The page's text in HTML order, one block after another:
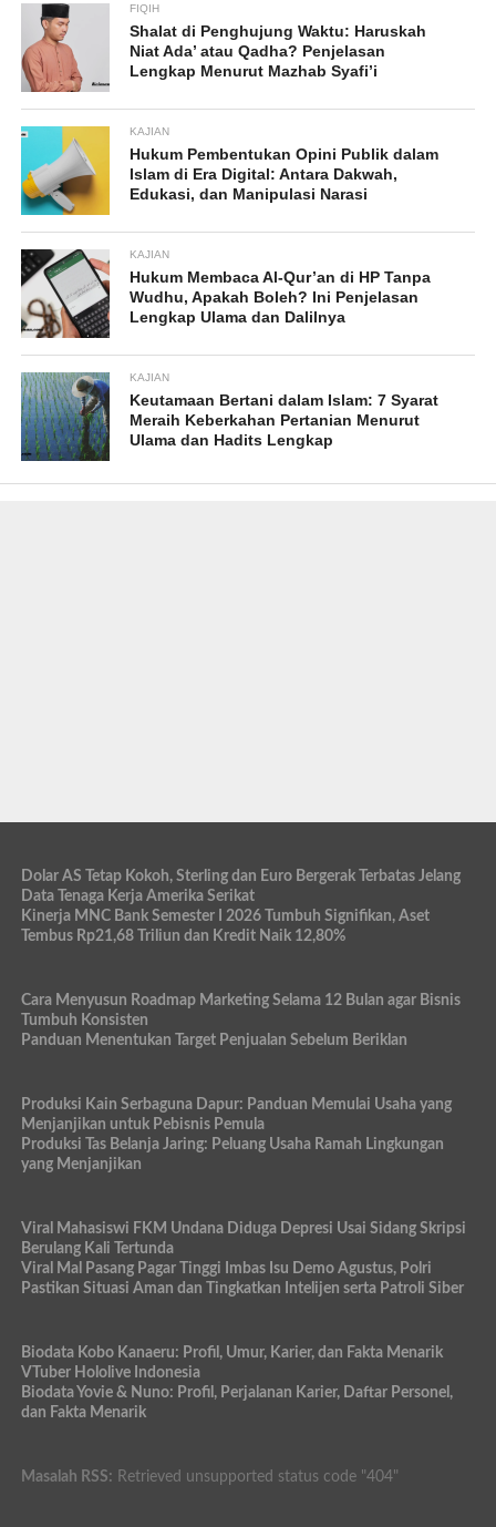
FIQIH
Shalat di Penghujung Waktu: Haruskah
Niat Ada’ atau Qadha? Penjelasan
Lengkap Menurut Mazhab Syafi’i
KAJIAN
Hukum Pembentukan Opini Publik dalam
Islam di Era Digital: Antara Dakwah,
Edukasi, dan Manipulasi Narasi
KAJIAN
Hukum Membaca Al-Qur’an di HP Tanpa
Wudhu, Apakah Boleh? Ini Penjelasan
Lengkap Ulama dan Dalilnya
KAJIAN
Keutamaan Bertani dalam Islam: 7 Syarat
Meraih Keberkahan Pertanian Menurut
Ulama dan Hadits Lengkap
Dolar AS Tetap Kokoh, Sterling dan Euro Bergerak Terbatas Jelang
Data Tenaga Kerja Amerika Serikat
Kinerja MNC Bank Semester I 2026 Tumbuh Signifikan, Aset
Tembus Rp21,68 Triliun dan Kredit Naik 12,80%
Cara Menyusun Roadmap Marketing Selama 12 Bulan agar Bisnis
Tumbuh Konsisten
Panduan Menentukan Target Penjualan Sebelum Beriklan
Produksi Kain Serbaguna Dapur: Panduan Memulai Usaha yang
Menjanjikan untuk Pebisnis Pemula
Produksi Tas Belanja Jaring: Peluang Usaha Ramah Lingkungan
yang Menjanjikan
Viral Mahasiswi FKM Undana Diduga Depresi Usai Sidang Skripsi
Berulang Kali Tertunda
Viral Mal Pasang Pagar Tinggi Imbas Isu Demo Agustus, Polri
Pastikan Situasi Aman dan Tingkatkan Intelijen serta Patroli Siber
Biodata Kobo Kanaeru: Profil, Umur, Karier, dan Fakta Menarik
VTuber Hololive Indonesia
Biodata Yovie & Nuno: Profil, Perjalanan Karier, Daftar Personel,
dan Fakta Menarik
Masalah RSS: Retrieved unsupported status code "404"